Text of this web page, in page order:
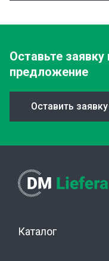
Оставьте заявку
предложение
Оставить заявку
Каталог